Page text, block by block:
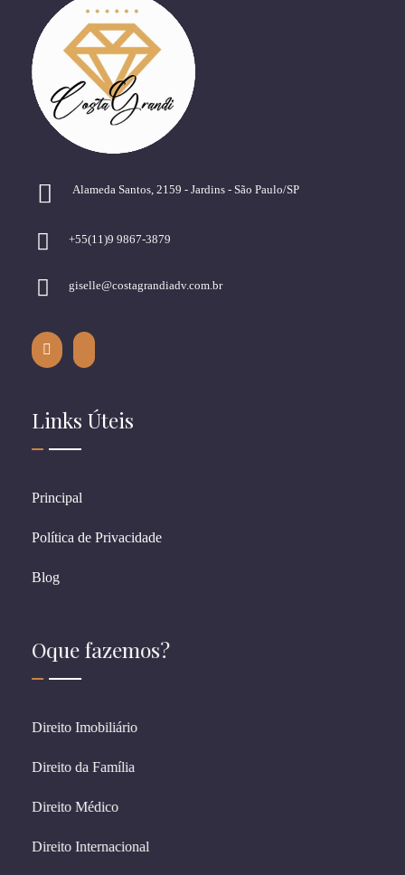
Alameda Santos, 2159 - Jardins - São Paulo/SP
+55(11)9 9867-3879
giselle@costagrandiadv.com.br
Links Úteis
Principal
Política de Privacidade
Blog
Oque fazemos?
Direito Imobiliário
Direito da Família
Direito Médico
Direito Internacional